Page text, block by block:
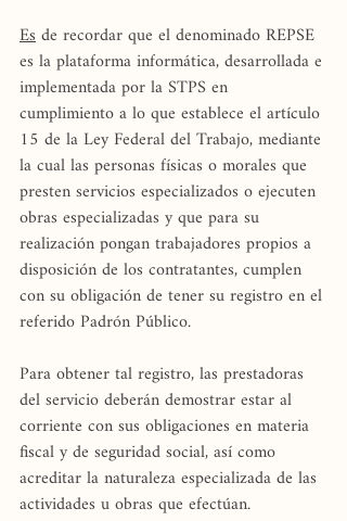
Es de recordar que el denominado REPSE
es la plataforma informática, desarrollada e
implementada por la STPS en
cumplimiento a lo que establece el artículo
15 de la Ley Federal del Trabajo, mediante
la cual las personas físicas o morales que
presten servicios especializados o ejecuten
obras especializadas y que para su
realización pongan trabajadores propios a
disposición de los contratantes, cumplen
con su obligación de tener su registro en el
referido Padrón Público.
Para obtener tal registro, las prestadoras
del servicio deberán demostrar estar al
corriente con sus obligaciones en materia
fiscal y de seguridad social, así como
acreditar la naturaleza especializada de las
actividades u obras que efectúan.